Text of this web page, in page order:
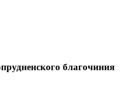
благочиния